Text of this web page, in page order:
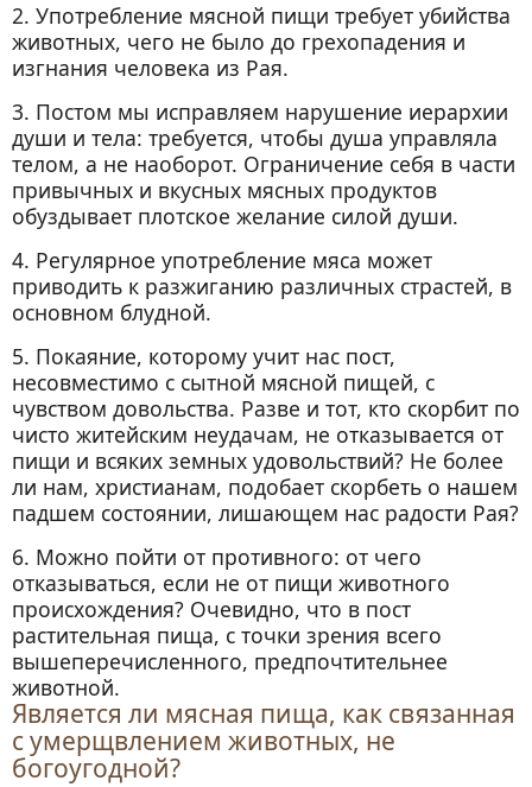
2. Употребление мясной пищи требует убийства
животных, чего не было до грехопадения и
изгнания человека из Рая.
3. Постом мы исправляем нарушение иерархии
души и тела: требуется, чтобы душа управляла
телом, а не наоборот. Ограничение себя в части
привычных и вкусных мясных продуктов
обуздывает плотское желание силой души.
4. Регулярное употребление мяса может
приводить к разжиганию различных страстей, в
основном блудной.
5. Покаяние, которому учит нас пост,
несовместимо с сытной мясной пищей, с
чувством довольства. Разве и тот, кто скорбит по
чисто житейским неудачам, не отказывается от
пищи и всяких земных удовольствий? Не более
ли нам, христианам, подобает скорбеть о нашем
падшем состоянии, лишающем нас радости Рая?
6. Можно пойти от противного: от чего
отказываться, если не от пищи животного
происхождения? Очевидно, что в пост
растительная пища, с точки зрения всего
вышеперечисленного, предпочтительнее
животной.
Является ли мясная пища, как связанная
с умерщвлением животных, не
богоугодной?